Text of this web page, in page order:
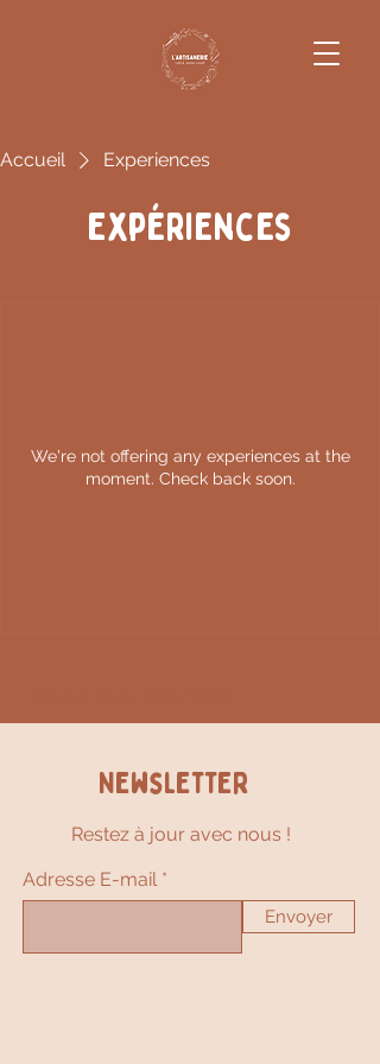
Accueil Experiences
Expériences
We're not offering any experiences at the
moment. Check back soon.
Newsletter
Restez à jour avec nous !
Adresse E-mail
Envoyer